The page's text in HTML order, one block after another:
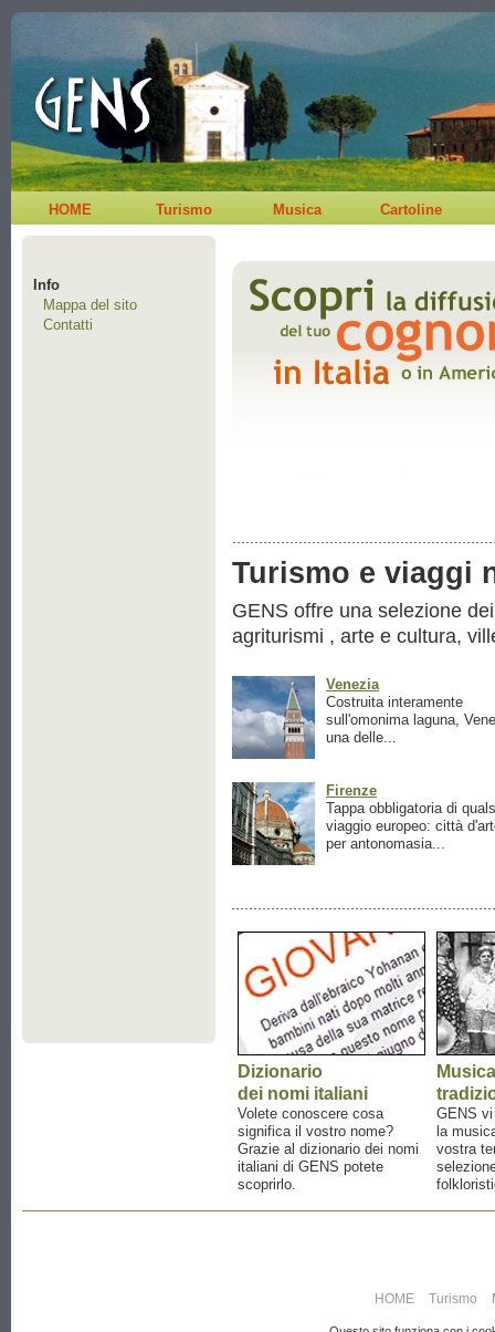
HOME Turismo Musica Cartoline
Info
Mappa del sito
Contatti
Turismo e viaggi
GENS offre una selezione
agriturismi , arte e cultura,
Venezia
Costruita interamente
sull'omonima laguna,
una delle...
Firenze
Tappa obbligatoria di
viaggio europeo: città
per antonomasia...
Dizionario
dei nomi italiani
Volete conoscere cosa
significa il vostro nome?
Grazie al dizionario dei nomi
italiani di GENS potete
scoprirlo.
Musica
GENS
la
vostra
HOME Turismo